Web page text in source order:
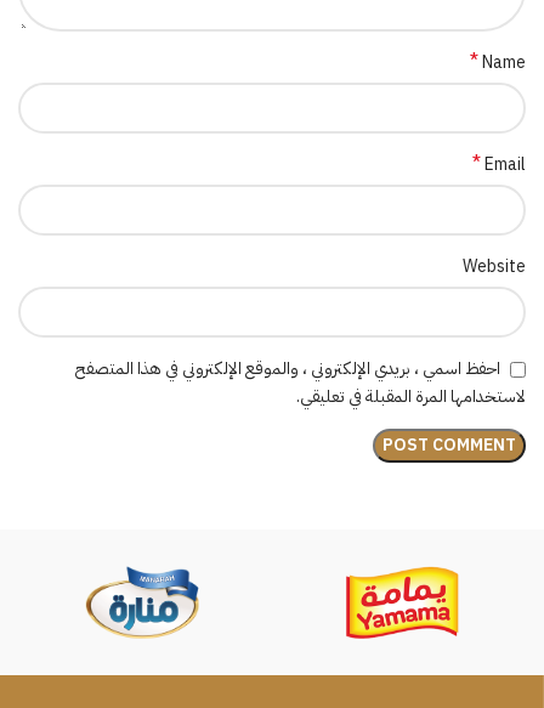
Name
*
Email
*
Website
احفظ اسمي ، بريدي الإلكتروني ، والموقع الإلكتروني في هذا المتصفح
لاستخدامها المرة المقبلة في تعليقي.